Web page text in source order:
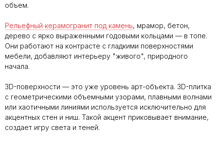
объем.
Рельефный керамогранит под камень, мрамор, бетон,
дерево с ярко выраженными годовыми кольцами — в топе.
Они работают на контрасте с гладкими поверхностями
мебели, добавляют интерьеру "живого", природного
начала.
3D-поверхности — это уже уровень арт-объекта. 3D-плитка
с геометрическими объемными узорами, плавными волнами
или хаотичными линиями используется исключительно для
акцентных стен и ниш. Такой акцент приковывает внимание,
создает игру света и теней.